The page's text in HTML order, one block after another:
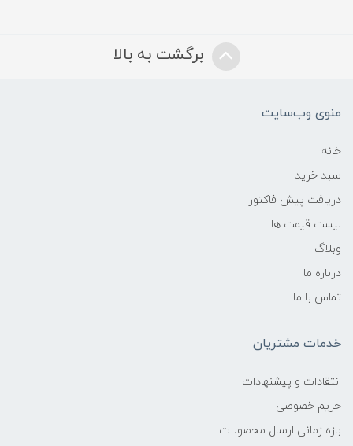
برگشت به بالا
منوی وب‌سایت
خانه
سبد خرید
دریافت پیش فاکتور
لیست قیمت ها
وبلاگ
درباره ما
تماس با ما
خدمات مشتریان
انتقادات و پیشنهادات
حریم خصوصی
بازه زمانی ارسال محصولات